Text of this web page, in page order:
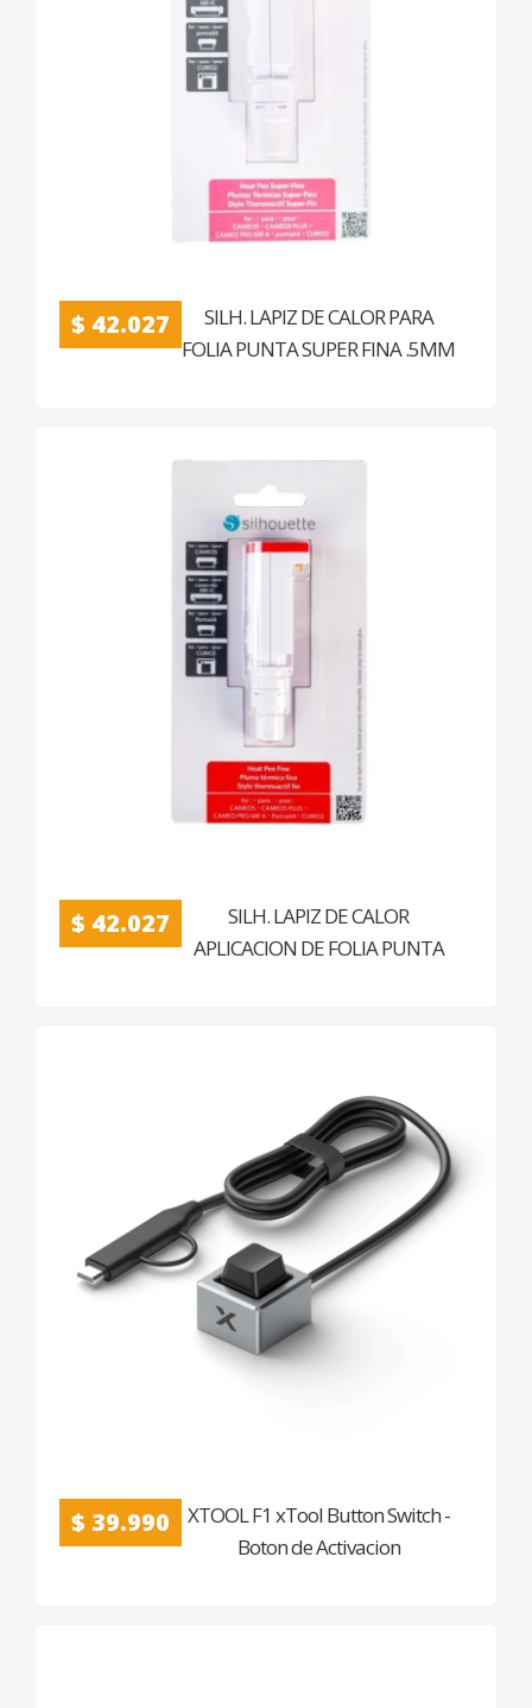
$ 42.027
SILH. LAPIZ DE CALOR PARA
FOLIA PUNTA SUPER FINA .5MM
$ 42.027
SILH. LAPIZ DE CALOR
APLICACION DE FOLIA PUNTA
$ 39.990
XTOOL F1 xTool Button Switch -
Boton de Activacion